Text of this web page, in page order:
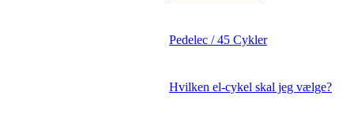
Pedelec / 45 Cykler
Hvilken el-cykel skal jeg vælge?